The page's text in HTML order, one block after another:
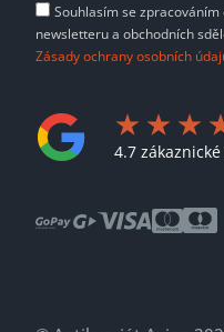
Souhlasím se
newsletteru a obchodních
Zásady ochrany osobních
4.7